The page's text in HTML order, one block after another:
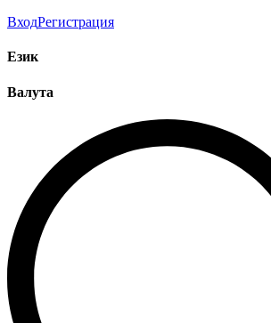
ВходРегистрация
Език
Валута